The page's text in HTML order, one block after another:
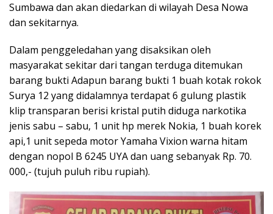
Sumbawa dan akan diedarkan di wilayah Desa Nowa
dan sekitarnya.
Dalam penggeledahan yang disaksikan oleh
masyarakat sekitar dari tangan terduga ditemukan
barang bukti Adapun barang bukti 1 buah kotak rokok
Surya 12 yang didalamnya terdapat 6 gulung plastik
klip transparan berisi kristal putih diduga narkotika
jenis sabu – sabu, 1 unit hp merek Nokia, 1 buah korek
api,1 unit sepeda motor Yamaha Vixion warna hitam
dengan nopol B 6245 UYA dan uang sebanyak Rp. 70.
000,- (tujuh puluh ribu rupiah).